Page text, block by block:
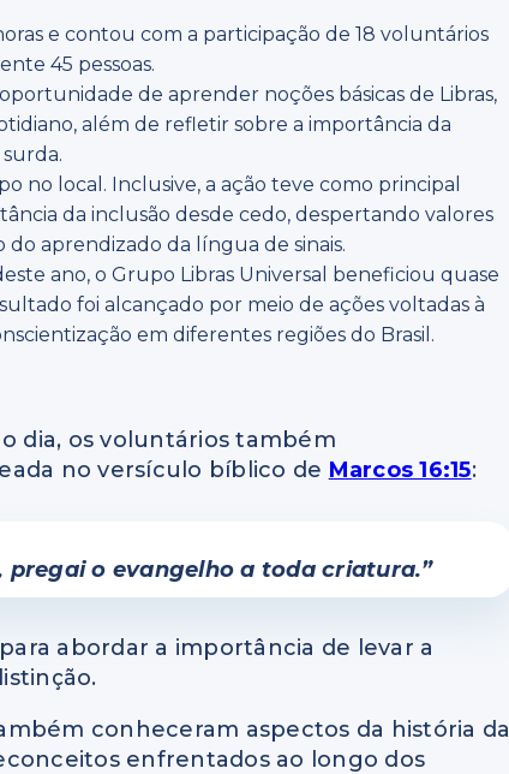
e contou com a participação de 18 voluntários
45 pessoas.
de aprender noções básicas de Libras,
além de refletir sobre a importância da
no local. Inclusive, a ação teve como principal
da inclusão desde cedo, despertando valores
aprendizado da língua de sinais.
ano, o Grupo Libras Universal beneficiou quase
foi alcançado por meio de ações voltadas à
em diferentes regiões do Brasil.
dia, os voluntários também
no versículo bíblico de Marcos 16:15:
pregai o evangelho a toda criatura.”
abordar a importância de levar a
conheceram aspectos da história da
enfrentados ao longo dos